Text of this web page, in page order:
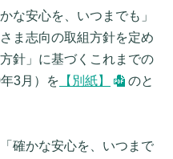
な安心を、いつまでも」
ま志向の取組方針を定め
針」に基づくこれまでの
3月）を 【別紙】
のと
確かな安心を、いつまで